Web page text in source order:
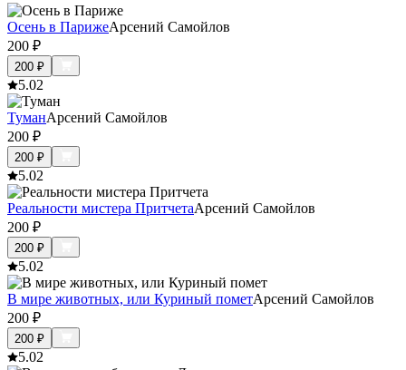
Осень в ПарижеАрсений Самойлов
200 ₽
200 ₽
5.02
ТуманАрсений Самойлов
200 ₽
200 ₽
5.02
Реальности мистера ПритчетаАрсений Самойлов
200 ₽
200 ₽
5.02
В мире животных, или Куриный пометАрсений Самойлов
200 ₽
200 ₽
5.02